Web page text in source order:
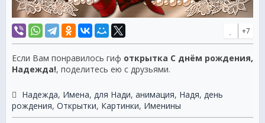
+7
Если Вам понравилось гиф открытка С днём рождения,
Надежда!, поделитесь ею с друзьями.
Надежда, Имена, для Нади, анимация, Надя, день
рождения, Открытки, Картинки, Именины